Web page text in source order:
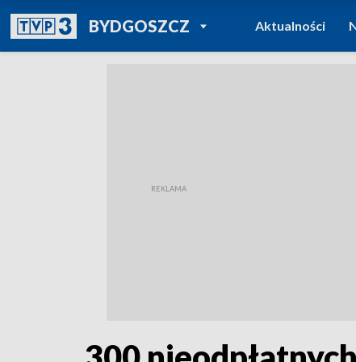
BYDGOSZCZPOWRÓT DO
TVP REGIONY
Aktualności